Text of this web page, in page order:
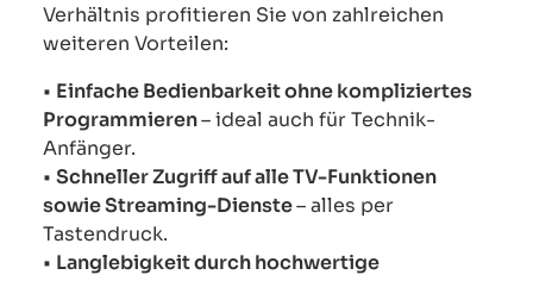
Verhältnis profitieren Sie von zahlreichen
weiteren Vorteilen:
• Einfache Bedienbarkeit ohne kompliziertes
Programmieren– ideal auch für Technik-
Anfänger.
• Schneller Zugriff auf alle TV-Funktionen
sowie Streaming-Dienste– alles per
Tastendruck.
• Langlebigkeit durch hochwertige